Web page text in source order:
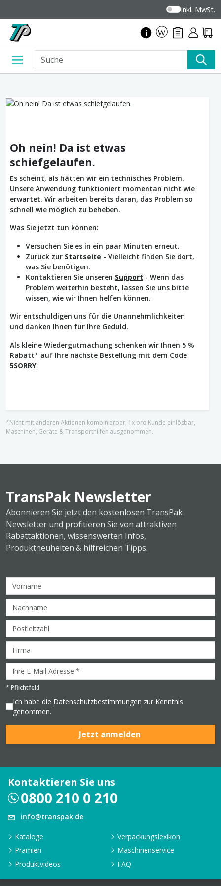
inkl. MwSt.
Oh nein! Da ist etwas
schiefgelaufen.
Es scheint, als hätten wir ein technisches Problem.
Unsere Anwendung funktioniert momentan nicht wie
erwartet. Wir arbeiten bereits daran, das Problem so
schnell wie möglich zu beheben.
Was Sie jetzt tun können:
Versuchen Sie es in ein paar Minuten erneut.
Zurück zur Startseite - Vielleicht finden Sie dort,
was Sie benötigen.
Kontaktieren Sie unseren Support - Wenn das
Problem weiterhin besteht, lassen Sie uns bitte
wissen, wie wir Ihnen helfen können.
Wir entschuldigen uns für die Unannehmlichkeiten
und danken Ihnen für Ihre Geduld.
Als kleine Wiedergutmachung schenken wir Ihnen 5 %
Rabatt* auf Ihre nächste Bestellung mit dem Code
5SORRY.
*Nicht mit anderen Aktionen kombinierbar, 1x pro Kunde einlösbar,
Maschinen, Geräte & Transporthilfen ausgenommen.
TransPak Newsletter
Abonnieren Sie jetzt den kostenlosen TransPak
Newsletter und profitieren Sie von attraktiven
Rabattaktionen, wissenswerten Infos,
Produktneuheiten & hilfreichen Tipps.
* Pflichtfeld
Ich habe die Datenschutzbestimmungen zur Kenntnis
genommen.
Jetzt anmelden
Kontaktieren Sie uns
0800 210 0 210
info@transpak.de
Kataloge
Verpackungslexikon
Prämien
Maschinenservice
Produktvideos
FAQ